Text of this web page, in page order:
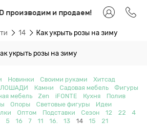
производим и продаем!
14 Как укрыть розы на зиму
укрыть розы на зиму
Новинки Своими руками
Хитсад
ЛОШАДИ Камни Садовая мебель
Фигуры
мебель Zen iFONTE Кухня
Полив
Опоры Световые фигуры
Идеи
Оптом Подставки Сезон 12 22
4
5 16 7 11 16. 13 14 15 21